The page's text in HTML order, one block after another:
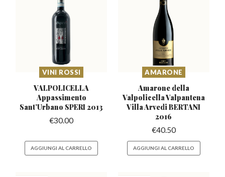
VINI ROSSI
VALPOLICELLA
Appassimento
Sant’Urbano SPERI 2013
€30.00
AGGIUNGI AL CARRELLO
AMARONE
Amarone della
Valpolicella Valpantena
Villa Arvedi BERTANI
2016
€40.50
AGGIUNGI AL CARRELLO